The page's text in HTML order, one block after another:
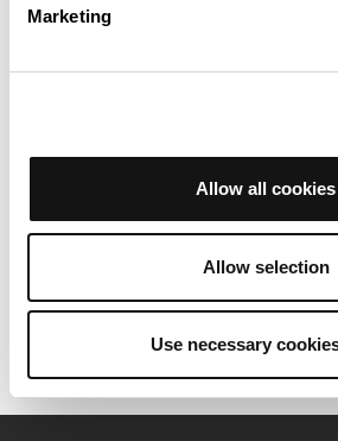
Marketing
Allow all cookies
Allow selection
Use necessary
Découvrez ce parcours de randonnée
km de pistes forestières. Il présente une
Dernière modification de la fiche parcours: 16